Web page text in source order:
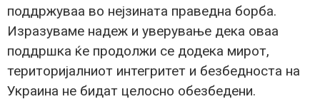
поддржуваа во нејзината праведна борба.
Изразуваме надеж и уверување дека оваа
поддршка ќе продолжи се додека мирот,
територијалниот интегритет и безбедноста на
Украина не бидат целосно обезбедени.